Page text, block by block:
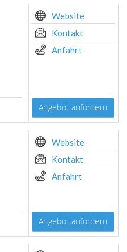
Website
Kontakt
Anfahrt
Angebot anfordern
Website
Kontakt
Anfahrt
Angebot anfordern